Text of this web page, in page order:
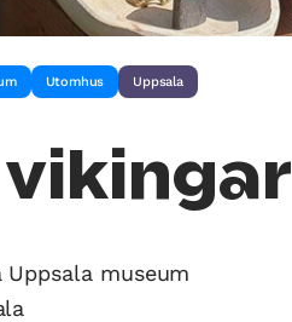
Utomhus Uppsala
Uppsala museum